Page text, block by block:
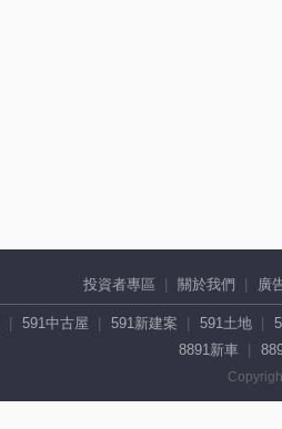
投資者專區 關於我們 廣
591中古屋 591新建案 591土地
8891新車